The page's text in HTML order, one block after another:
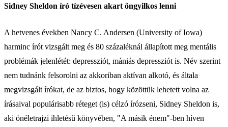
Sidney Sheldon író tízévesen akart öngyilkos lenni
A hetvenes években Nancy C. Andersen (University of Iowa)
harminc írót vizsgált meg és 80 százaléknál állapított meg mentális
problémák jelenlétét: depressziót, mániás depressziót is. Név szerint
nem tudnánk felsorolni az akkoriban aktívan alkotó, és általa
megvizsgált írókat, de az biztos, hogy közöttük lehetett volna az
írásaival populárisabb réteget (is) célzó írózseni, Sidney Sheldon is,
aki önéletrajzi ihletésű könyvében, "A másik énem"-ben híven